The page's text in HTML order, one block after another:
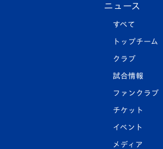
ニュース
すべて
トップチーム
クラブ
試合情報
ファンクラブ
チケット
イベント
メディア